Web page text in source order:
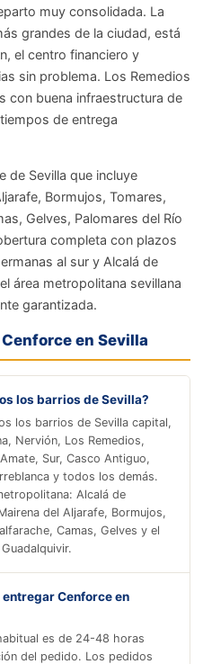
muy consolidada. La
grandes de la ciudad, está
el centro financiero y
sin problema. Los Remedios
con buena infraestructura de
de entrega
de Sevilla que incluye
Bormujos, Tomares,
Gelves, Palomares del Río
completa con plazos
al sur y Alcalá de
área metropolitana sevillana
garantizada.
en Sevilla
los barrios de Sevilla?
los barrios de Sevilla capital,
Nervión, Los Remedios,
Sur, Casco Antiguo,
y todos los demás.
Alcalá de
del Aljarafe, Bormujos,
Camas, Gelves y el
Cenforce en
es de 24-48 horas
del pedido. Los pedidos